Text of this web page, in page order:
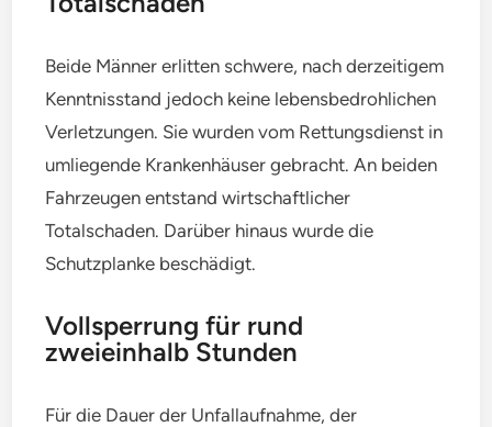
Beide Männer erlitten schwere, nach derzeitigem
Kenntnisstand jedoch keine lebensbedrohlichen
Verletzungen. Sie wurden vom Rettungsdienst in
umliegende Krankenhäuser gebracht. An beiden
Fahrzeugen entstand wirtschaftlicher
Totalschaden. Darüber hinaus wurde die
Schutzplanke beschädigt.
Vollsperrung für rund
zweieinhalb Stunden
Für die Dauer der Unfallaufnahme, der